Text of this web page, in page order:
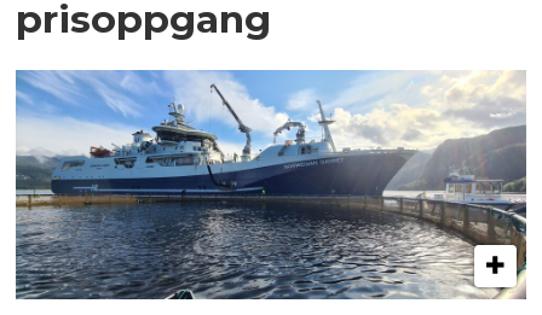
prisoppgang